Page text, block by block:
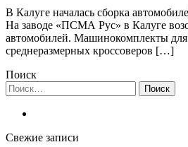
В Калуге началась сборка
На заводе «ПСМА Рус» в Калуге
автомобилей. Машинокомплекты для
среднеразмерных кроссоверов […]
Поиск
Найти:
Свежие записи